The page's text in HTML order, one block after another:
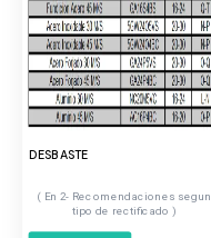
DESBASTE
2- Recomendaciones segun
tipo de rectificado